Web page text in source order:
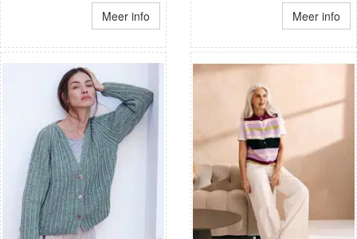
Meer info Meer info